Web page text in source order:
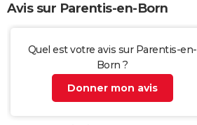
Avis sur Parentis-en-Born
Quel est votre avis sur Parentis-en-
Born ?
Donner mon avis